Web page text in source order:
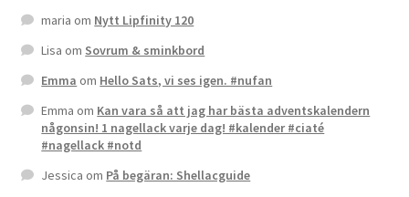
maria om Nytt Lipfinity 120
Lisa om Sovrum & sminkbord
Emma om Hello Sats, vi ses igen. #nufan
Emma om Kan vara så att jag har bästa adventskalendern
någonsin! 1 nagellack varje dag! #kalender #ciaté
#nagellack #notd
Jessica om På begäran: Shellacguide